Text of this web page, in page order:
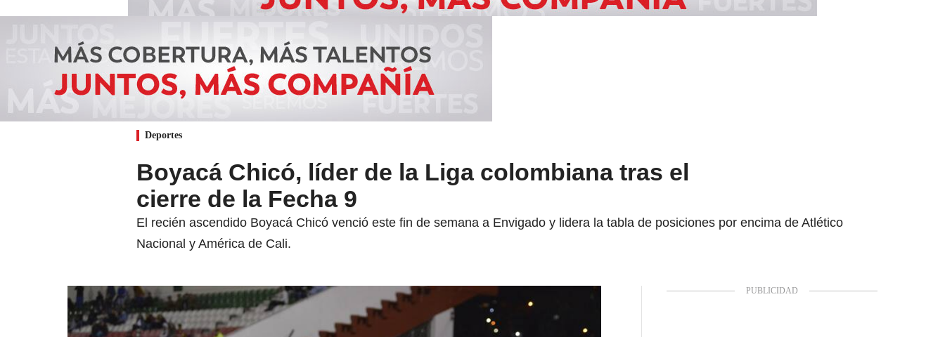
Deportes
Boyacá Chicó, líder de la Liga colombiana tras el
cierre de la Fecha 9
El recién ascendido Boyacá Chicó venció este fin de semana a Envigado y lidera la tabla de posiciones por encima de Atlético
Nacional y América de Cali.